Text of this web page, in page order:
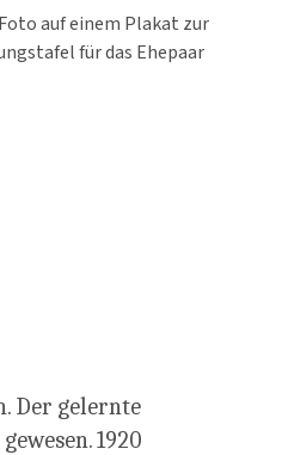
auf einem Plakat zur
für das Ehepaar
Der gelernte
1920